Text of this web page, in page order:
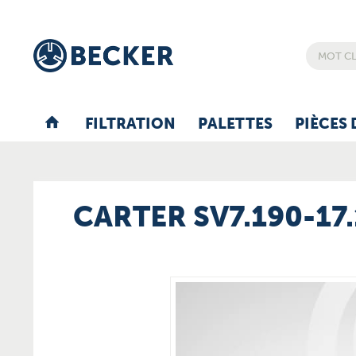
FILTRATION PALETTES PIÈCES
CARTER SV7.190-